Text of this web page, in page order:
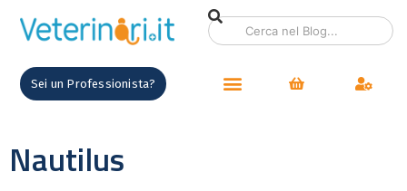
Sei un Professionista?
Nautilus